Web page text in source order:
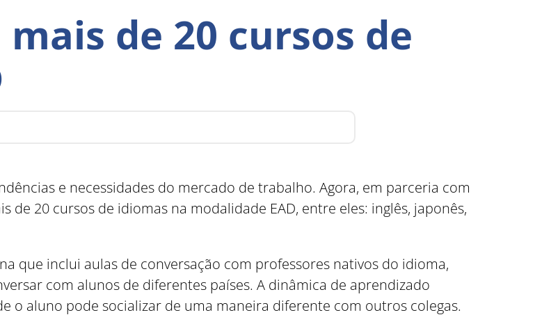
de 20 cursos de
e necessidades do mercado de trabalho. Agora, em parceria com
de 20 cursos de idiomas na modalidade EAD, entre eles: inglês, japonês,
que inclui aulas de conversação com professores nativos do idioma,
com alunos de diferentes países. A dinâmica de aprendizado
o aluno pode socializar de uma maneira diferente com outros colegas.